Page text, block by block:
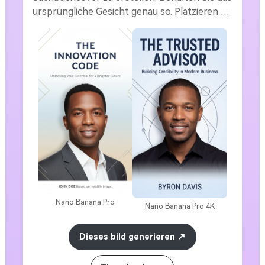
ursprüngliche Gesicht genau so. Platzieren
Sie die Person auf einem minimalistischen,
weichen Farbverlaufshintergrund (weiß,
hellblau oder beige). Fügen Sie subtile
Schatten, klare Beleuchtung und einen
selbstbewussten, professionellen Ausdruck
hinzu. Inklusive geometrischer Form oder
dünner Linien-Design-Akzente.
Gesamtstimmung: Experte, vertrauenswürdig,
poliert. Es gibt genügend sauberen Platz für
große Überschriften und Unterschriften.
Hohe Auflösung, Bestseller Sachbuch-Stil.
Nano Banana Pro Nano Banana Pro 4K
Dieses bild generieren